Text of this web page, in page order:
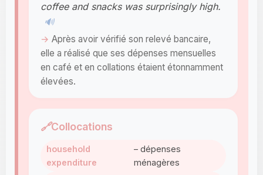
coffee and snacks was surprisingly high.
🔊
Après avoir vérifié son relevé bancaire,
elle a réalisé que ses dépenses mensuelles
en café et en collations étaient étonnamment
élevées.
🔗Collocations
household
expenditure
– dépenses
ménagères